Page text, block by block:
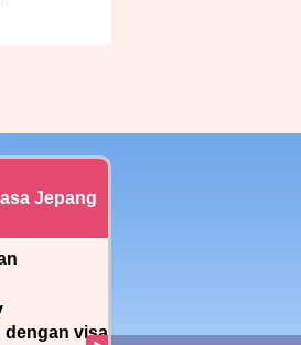
Jepang
dengan visa